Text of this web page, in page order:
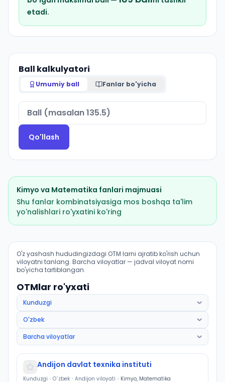
etadi.
Ball kalkulyatori
Umumiy ball Fanlar bo'yicha
Qo'llash
Kimyo va Matematika fanlari majmuasi
Shu fanlar kombinatsiyasiga mos boshqa ta'lim
yo'nalishlari ro'yxatini ko'ring
Metallurgiya muhandisligi: OTM lar bo'yicha kirish
O'z yashash hududingizdagi OTM larni ajratib ko'rish uchun
viloyatni tanlang. Barcha viloyatlar — jadval viloyat nomi
bo'yicha tartiblangan.
OTMlar ro'yxati
Andijon davlat texnika instituti
Kunduzgi • O`zbek • Andijon viloyati • Kimyo, Matematika